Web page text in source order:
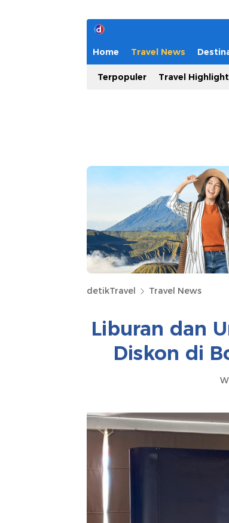
Home Travel News
Terpopuler Travel
detikTravel Travel News
Liburan dan
Diskon di